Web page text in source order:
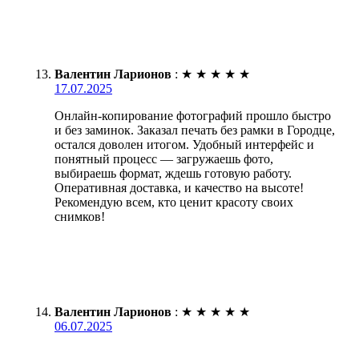
Валентин Ларионов : ★ ★ ★ ★ ★
17.07.2025
Онлайн-копирование фотографий прошло быстро
и без заминок. Заказал печать без рамки в Городце,
остался доволен итогом. Удобный интерфейс и
понятный процесс — загружаешь фото,
выбираешь формат, ждешь готовую работу.
Оперативная доставка, и качество на высоте!
Рекомендую всем, кто ценит красоту своих
снимков!
Валентин Ларионов : ★ ★ ★ ★ ★
06.07.2025